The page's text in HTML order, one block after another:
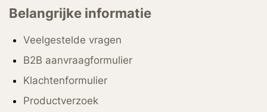
Belangrijke informatie
Veelgestelde vragen
B2B aanvraagformulier
Klachtenformulier
Productverzoek